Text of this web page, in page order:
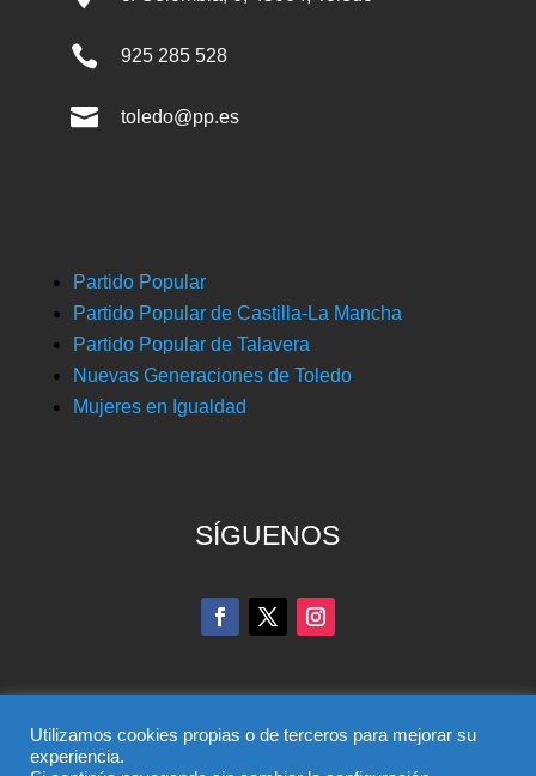
 925 285 528
 toledo@pp.es
Partido Popular
Partido Popular de Castilla-La Mancha
Partido Popular de Talavera
Nuevas Generaciones de Toledo
Mujeres en Igualdad
SÍGUENOS
Utilizamos cookies propias o de terceros para mejorar su
experiencia.